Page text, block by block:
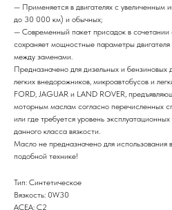
— Применяется в двигателях с увеличенным
до 30 000 км) и обычных;
— Современный пакет присадок в сочетании
сохраняет мощностные параметры
между заменами.
Предназначено для дизельных и бензиновых
легких внедорожников, микроавтобусов и
FORD, JAGUAR и LAND ROVER,
моторным маслам согласно перечисленных
или где требуется уровень
данного класса вязкости.
Масло не предназначено для использования
подобной технике!
Тип: Синтетическое
Вязкость: 0W30
ACEA: C2